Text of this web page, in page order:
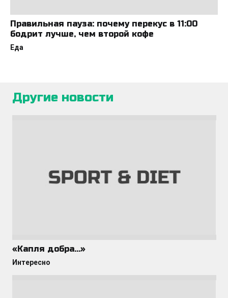
Правильная пауза: почему перекус в 11:00
бодрит лучше, чем второй кофе
Еда
Другие новости
«Капля добра…»
Интересно